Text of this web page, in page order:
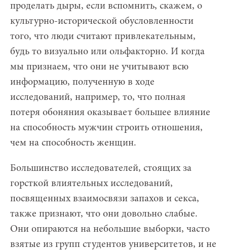
проделать дыры, если вспомнить, скажем, о
культурно-исторической обусловленности
того, что люди считают привлекательным,
будь то визуально или ольфакторно. И когда
мы признаем, что они не учитывают всю
информацию, полученную в ходе
исследований, например, то, что полная
потеря обоняния оказывает большее влияние
на способность мужчин строить отношения,
чем на способность женщин.
Большинство исследователей, стоящих за
горсткой влиятельных исследований,
посвященных взаимосвязи запахов и секса,
также признают, что они довольно слабые.
Они опираются на небольшие выборки, часто
взятые из групп студентов университетов, и не